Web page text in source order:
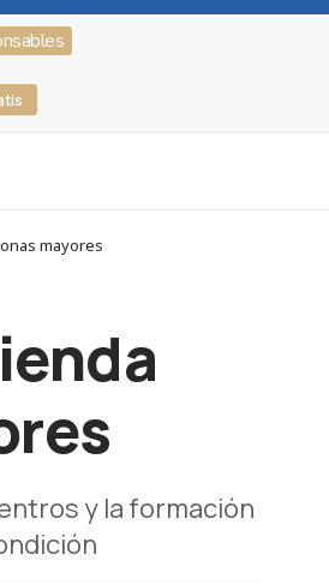
mayores
y la formación